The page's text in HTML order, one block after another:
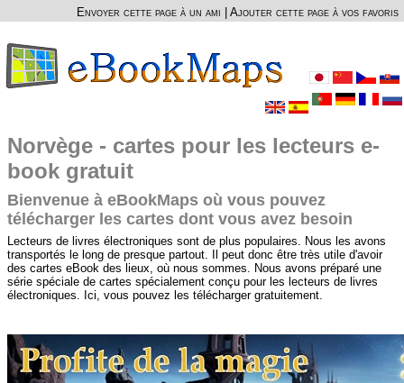
Envoyer cette page à un ami Ajouter cette page à vos favoris
Norvège - cartes pour les lecteurs e-
book gratuit
Bienvenue à eBookMaps où vous pouvez
télécharger les cartes dont vous avez besoin
Lecteurs de livres électroniques sont de plus populaires. Nous les avons
transportés le long de presque partout. Il peut donc être très utile d'avoir
des cartes eBook des lieux, où nous sommes. Nous avons préparé une
série spéciale de cartes spécialement conçu pour les lecteurs de livres
électroniques. Ici, vous pouvez les télécharger gratuitement.